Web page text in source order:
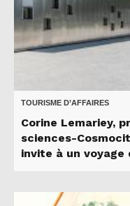
TOURISME D’AFFAIRES
Corine Lemariey,
sciences-
invite à un voyage